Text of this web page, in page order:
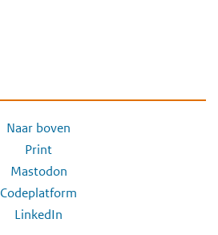
Naar boven
Print
Mastodon
Codeplatform
LinkedIn